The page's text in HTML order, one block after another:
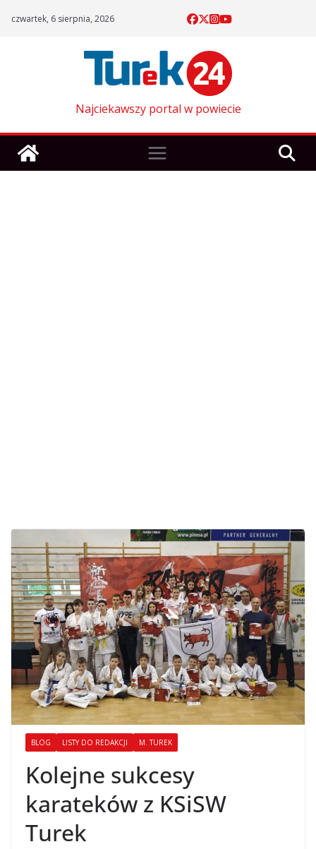
czwartek, 6 sierpnia, 2026
Najciekawszy portal w powiecie
BLOG LISTY DO REDAKCJI M. TUREK
Kolejne sukcesy
karateków z KSiSW
Turek